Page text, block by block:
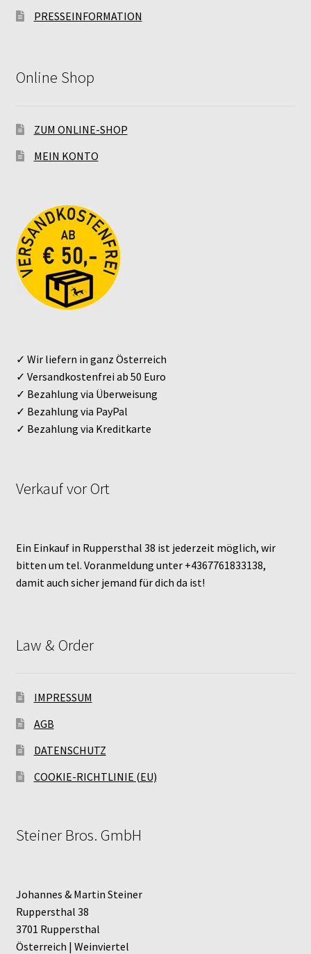
PRESSEINFORMATION
Online Shop
ZUM ONLINE-SHOP
MEIN KONTO
✓ Wir liefern in ganz Österreich
✓ Versandkostenfrei ab 50 Euro
✓ Bezahlung via Überweisung
✓ Bezahlung via PayPal
✓ Bezahlung via Kreditkarte
Verkauf vor Ort
Ein Einkauf in Ruppersthal 38 ist jederzeit möglich, wir
bitten um tel. Voranmeldung unter +4367761833138,
damit auch sicher jemand für dich da ist!
Law & Order
IMPRESSUM
AGB
DATENSCHUTZ
COOKIE-RICHTLINIE (EU)
Steiner Bros. GmbH
Johannes & Martin Steiner
Ruppersthal 38
3701 Ruppersthal
Österreich | Weinviertel